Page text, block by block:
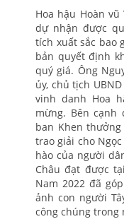
Hoa hậu Hoàn
dự nhận được
tích xuất sắc bao
bản quyết định
quý giá. Ông
ủy, chủ tịch
vinh danh Hoa
mừng. Bên cạnh
ban Khen
trao giải cho
hào của người
Châu đạt được
Nam 2022 đã
ảnh con người
công chúng trong